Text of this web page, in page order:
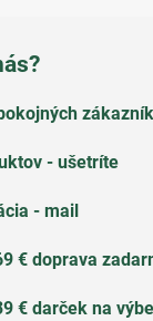
- ušetríte
- mail
€ doprava
€ darček na